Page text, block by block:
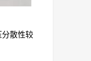
分散性较